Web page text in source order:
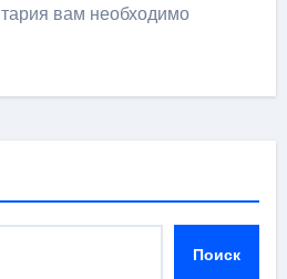
вам необходимо
Поиск